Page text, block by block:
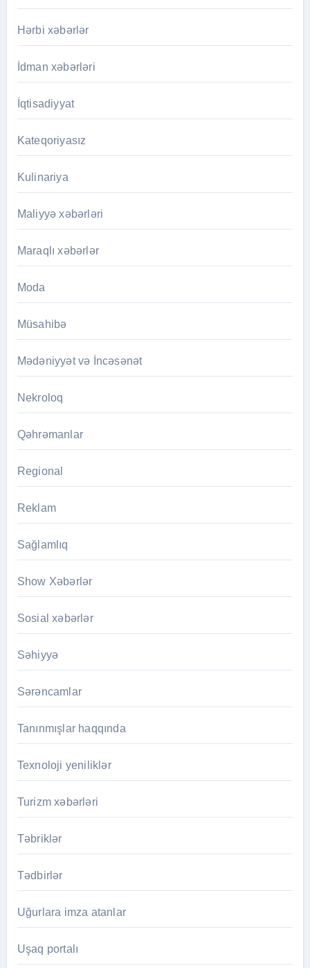
Hərbi xəbərlər
İdman xəbərləri
İqtisadiyyat
Kateqoriyasız
Kulinariya
Maliyyə xəbərləri
Maraqlı xəbərlər
Moda
Müsahibə
Mədəniyyət və İncəsənət
Nekroloq
Qəhrəmanlar
Regional
Reklam
Sağlamlıq
Show Xəbərlər
Sosial xəbərlər
Səhiyyə
Sərəncamlar
Tanınmışlar haqqında
Texnoloji yeniliklər
Turizm xəbərləri
Təbriklər
Tədbirlər
Uğurlara imza atanlar
Uşaq portalı